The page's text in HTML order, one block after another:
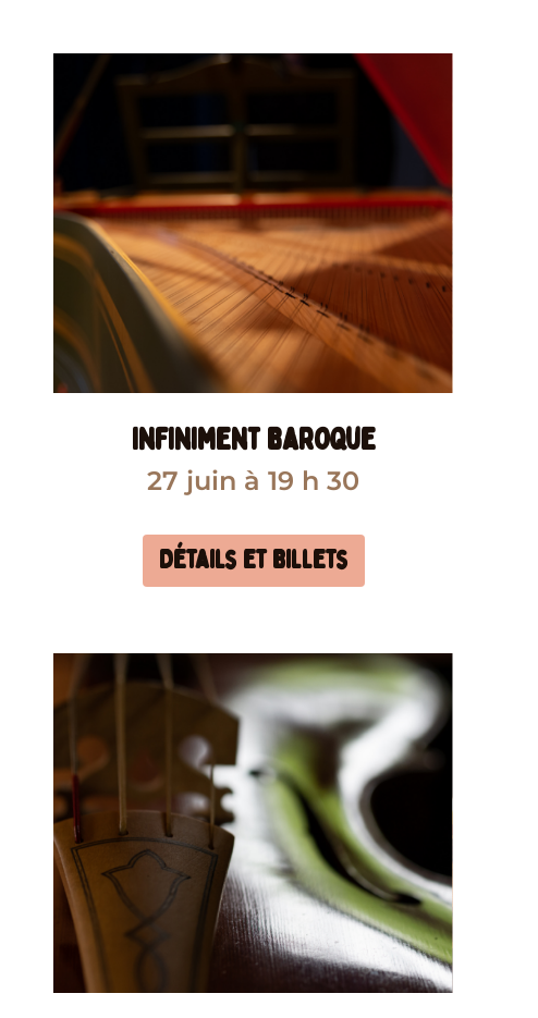
Infiniment baroque
27 juin à 19 h 30
Détails et billets